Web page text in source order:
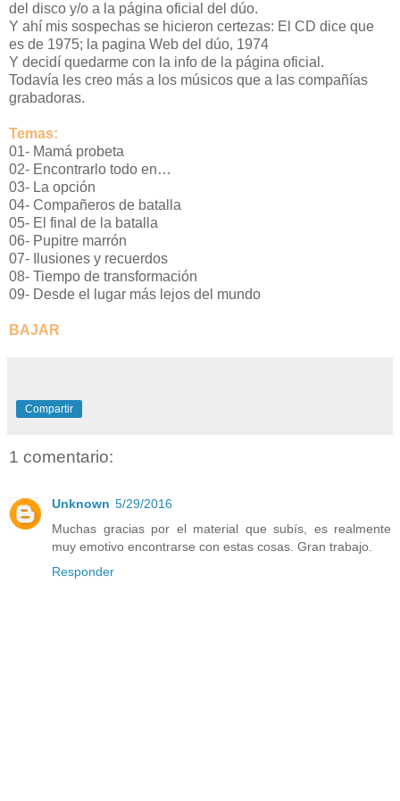
del disco y/o a la página oficial del dúo.
Y ahí mis sospechas se hicieron certezas: El CD dice que
es de 1975; la pagina Web del dúo, 1974
Y decidí quedarme con la info de la página oficial.
Todavía les creo más a los músicos que a las compañías
grabadoras.
Temas:
01- Mamá probeta
02- Encontrarlo todo en…
03- La opción
04- Compañeros de batalla
05- El final de la batalla
06- Pupitre marrón
07- Ilusiones y recuerdos
08- Tiempo de transformación
09- Desde el lugar más lejos del mundo
BAJAR
Compartir
1 comentario:
Unknown 5/29/2016
Muchas gracias por el material que subís, es realmente
muy emotivo encontrarse con estas cosas. Gran trabajo.
Responder